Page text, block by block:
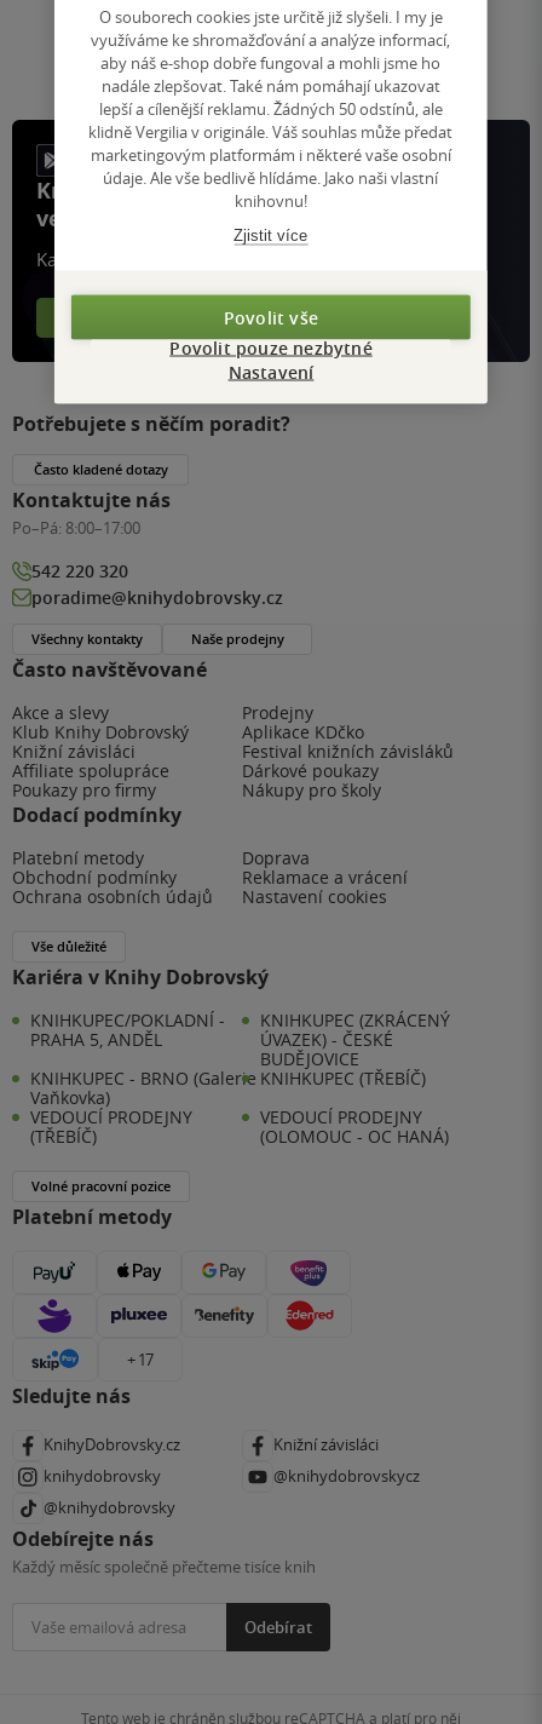
Přejít
na
stránku
Knihy, recenze a klubové výhody
ve vaší kapse a naší appce KDčko
Každý měsíc společně přečteme tisíce knih
Více o klubu
Často navštěvované
Akce a slevy
Prodejny
Klub Knihy Dobrovský
Aplikace KDčko
Knižní závisláci
Festival knižních závisláků
Affiliate spolupráce
Dárkové poukazy
Poukazy pro firmy
Nákupy pro školy
Dodací podmínky
Platební metody
Doprava
Obchodní podmínky
Reklamace a vrácení
Ochrana osobních údajů
Nastavení cookies
Vše důležité
Kariéra v Knihy Dobrovský
KNIHKUPEC/POKLADNÍ -
PRAHA 5, ANDĚL
KNIHKUPEC (ZKRÁCENÝ
ÚVAZEK) - ČESKÉ
BUDĚJOVICE
KNIHKUPEC - BRNO (Galerie
Vaňkovka)
KNIHKUPEC (TŘEBÍČ)
VEDOUCÍ PRODEJNY
(TŘEBÍČ)
VEDOUCÍ PRODEJNY
(OLOMOUC - OC HANÁ)
Volné pracovní pozice
Platební metody
+ 17
Sledujte nás
KnihyDobrovsky.cz
Knižní závisláci
knihydobrovsky
@knihydobrovskycz
@knihydobrovsky
Odebírejte nás
Každý měsíc společně přečteme tisíce knih
Odebírat
Potřebujete s něčím poradit?
Často kladené dotazy
Kontaktujte nás
Po–Pá: 8:00–17:00
542 220 320
poradime@knihydobrovsky.cz
Všechny kontakty Naše prodejny
Tento web je chráněn službou reCAPTCHA a platí pro něj
O souborech cookies jste určitě již slyšeli. I my je
využíváme ke shromažďování a analýze informací,
aby náš e-shop dobře fungoval a mohli jsme ho
nadále zlepšovat. Také nám pomáhají ukazovat
lepší a cílenější reklamu. Žádných 50 odstínů, ale
klidně Vergilia v originále. Váš souhlas může předat
marketingovým platformám i některé vaše osobní
údaje. Ale vše bedlivě hlídáme. Jako naši vlastní
knihovnu!
Zjistit více
Povolit vše
Povolit pouze nezbytné
Nastavení